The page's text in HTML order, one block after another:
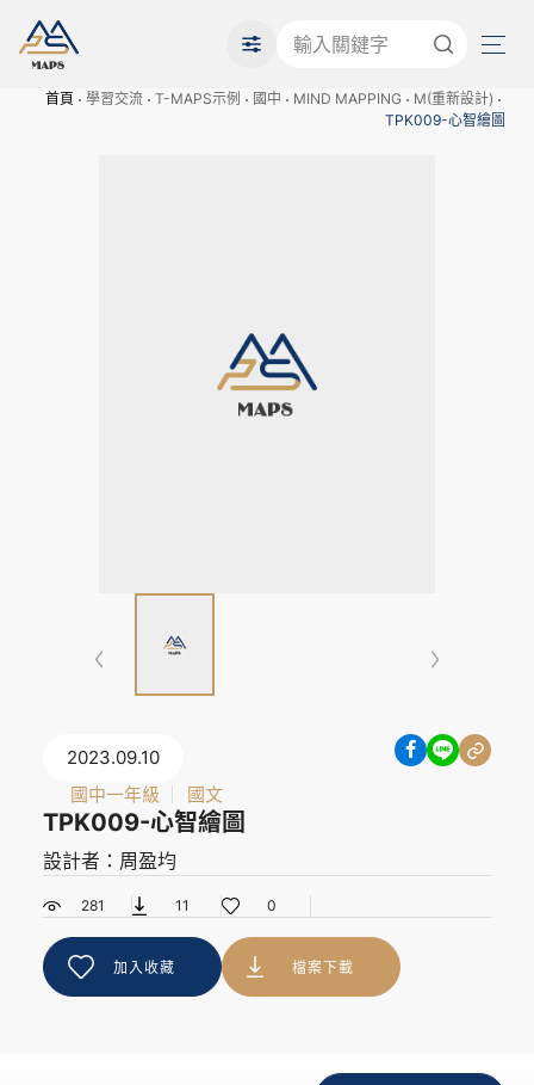
首頁 學習交流 T-MAPS示例 國中 MIND MAPPING
M(重新設計)
TPK009-心智繪圖
2023.09.10
國中一年級
國文
TPK009-心智繪圖
設計者：周盈均
281 11 0
加入收藏 檔案下載